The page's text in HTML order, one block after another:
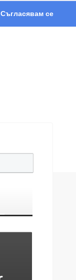
Съгласявам се